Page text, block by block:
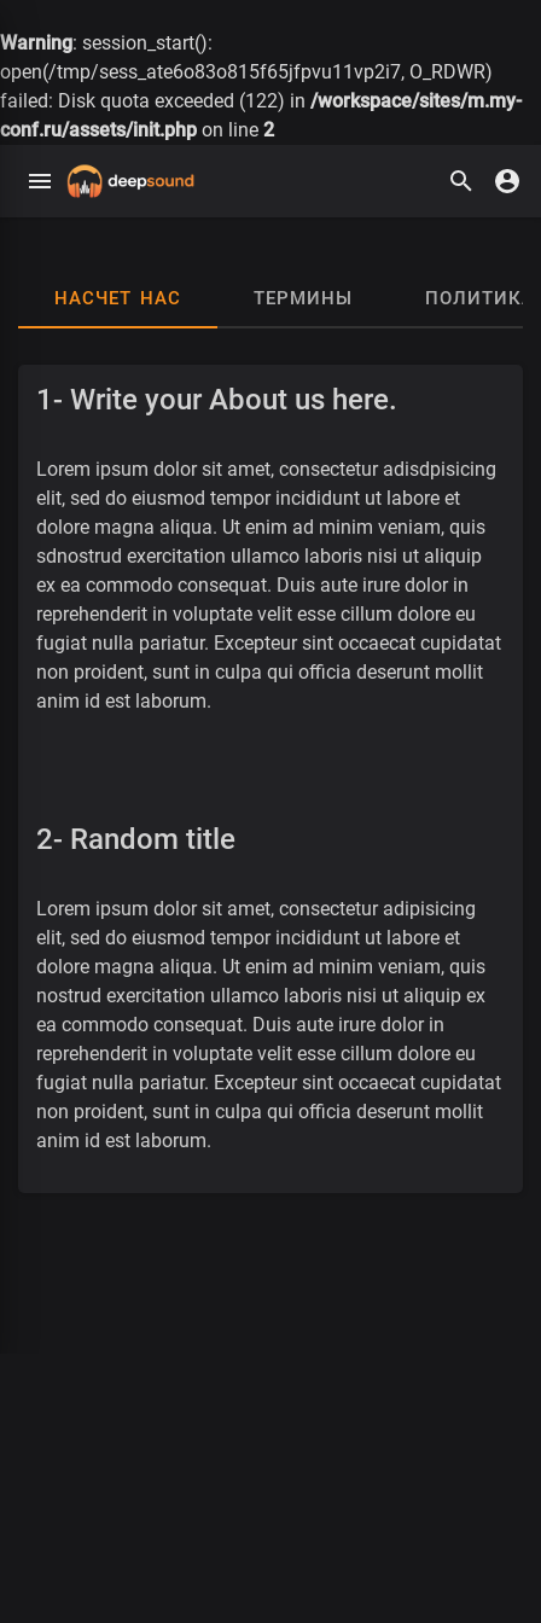
Warning: session_start():
open(/tmp/sess_ate6o83o815f65jfpvu11vp2i7, O_RDWR)
failed: Disk quota exceeded (122) in /workspace/sites/m.my-
conf.ru/assets/init.php on line 2
НАСЧЕТ НАС ТЕРМИНЫ
1- Write your About us here.
Lorem ipsum dolor sit amet, consectetur adisdpisicing
elit, sed do eiusmod tempor incididunt ut labore et
dolore magna aliqua. Ut enim ad minim veniam, quis
sdnostrud exercitation ullamco laboris nisi ut aliquip
ex ea commodo consequat. Duis aute irure dolor in
reprehenderit in voluptate velit esse cillum dolore eu
fugiat nulla pariatur. Excepteur sint occaecat cupidatat
non proident, sunt in culpa qui officia deserunt mollit
anim id est laborum.
2- Random title
Lorem ipsum dolor sit amet, consectetur adipisicing
elit, sed do eiusmod tempor incididunt ut labore et
dolore magna aliqua. Ut enim ad minim veniam, quis
nostrud exercitation ullamco laboris nisi ut aliquip ex
ea commodo consequat. Duis aute irure dolor in
reprehenderit in voluptate velit esse cillum dolore eu
fugiat nulla pariatur. Excepteur sint occaecat cupidatat
non proident, sunt in culpa qui officia deserunt mollit
anim id est laborum.